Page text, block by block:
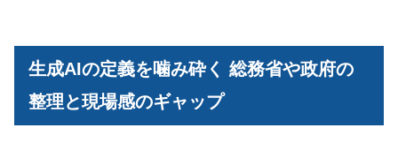
生成AIの定義を噛み砕く 総務省や政府の
整理と現場感のギャップ